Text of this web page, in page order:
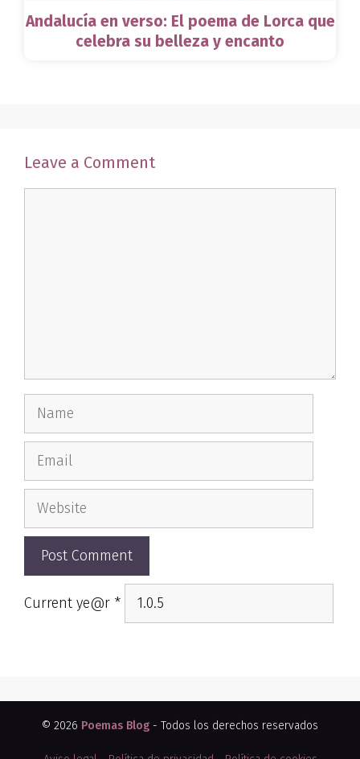
Andalucía en verso: El poema de Lorca que
celebra su belleza y encanto
Leave a Comment
Name
Email
Website
Current ye@r *
© 2026 Poemas Blog - Todos los derechos reservados